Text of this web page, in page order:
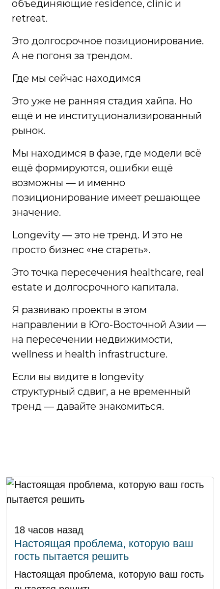
объединяющие residence, clinic и
retreat.
Это долгосрочное позиционирование.
А не погоня за трендом.
Где мы сейчас находимся
Это уже не ранняя стадия хайпа. Но
ещё и не институционализированный
рынок.
Мы находимся в фазе, где модели всё
ещё формируются, ошибки ещё
возможны — и именно
позиционирование имеет решающее
значение.
Longevity — это не тренд. И это не
просто бизнес «не стареть».
Это точка пересечения healthcare, real
estate и долгосрочного капитала.
Я развиваю проекты в этом
направлении в Юго-Восточной Азии —
на пересечении недвижимости,
wellness и health infrastructure.
Если вы видите в longevity
структурный сдвиг, а не временный
тренд — давайте знакомиться.
18 часов назад
Настоящая проблема, которую ваш
гость пытается решить
Настоящая проблема, которую ваш гость